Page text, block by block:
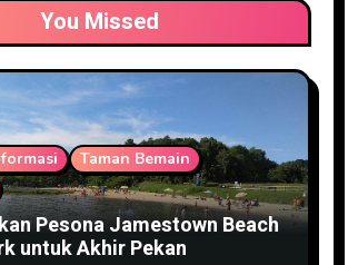
You Missed
Taman Bemain
Pesona Jamestown Beach
untuk Akhir Pekan